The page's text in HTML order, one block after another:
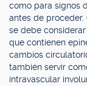
como para signos
antes de proceder.
se debe
que contienen
cambios
también servir
intravascular